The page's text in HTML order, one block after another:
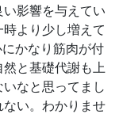
影響を与えてい
より少し増えて
かなり筋肉が付
と基礎代謝も上
なと思ってまし
い。わかりませ